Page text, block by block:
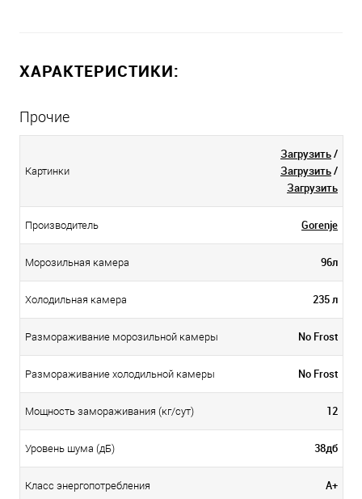
ХАРАКТЕРИСТИКИ:
Прочие
Картинки
Загрузить/
Загрузить/
Загрузить
Производитель Gorenje
Морозильная камера 96л
Холодильная камера 235 л
Размораживание морозильной камеры No Frost
Размораживание холодильной камеры No Frost
Мощность замораживания (кг/сут) 12
Уровень шума (дБ) 38дб
Класс энергопотребления А+